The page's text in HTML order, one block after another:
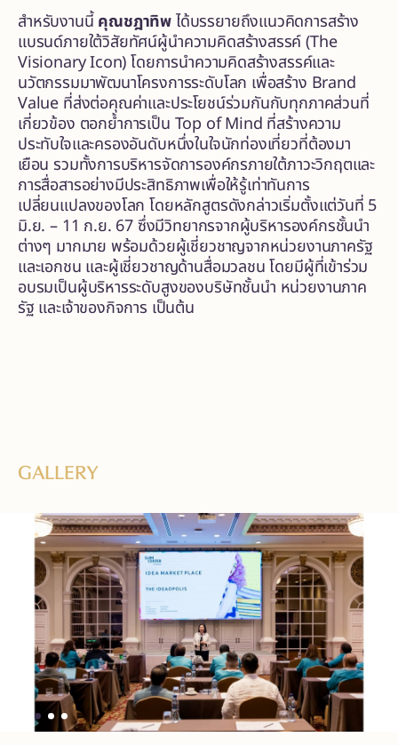
สำหรับงานนี้คุณชฎาทิพได้บรรยายถึงแนวคิดการสร้าง
แบรนด์ภายใต้วิสัยทัศน์ผู้นำความคิดสร้างสรรค์ (The
Visionary Icon) โดยการนำความคิดสร้างสรรค์และ
นวัตกรรมมาพัฒนาโครงการระดับโลก เพื่อสร้าง Brand
Value ที่ส่งต่อคุณค่าและประโยชน์ร่วมกันกับทุกภาคส่วนที่
เกี่ยวข้อง ตอกย้ำการเป็น Top of Mind ที่สร้างความ
ประทับใจและครองอันดับหนึ่งในใจนักท่องเที่ยวที่ต้องมา
เยือน รวมทั้งการบริหารจัดการองค์กรภายใต้ภาวะวิกฤตและ
การสื่อสารอย่างมีประสิทธิภาพเพื่อให้รู้เท่าทันการ
เปลี่ยนแปลงของโลก โดยหลักสูตรดังกล่าวเริ่มตั้งแต่วันที่ 5
มิ.ย. – 11 ก.ย. 67 ซึ่งมีวิทยากรจากผู้บริหารองค์กรชั้นนำ
ต่างๆ มากมาย พร้อมด้วยผู้เชี่ยวชาญจากหน่วยงานภาครัฐ
และเอกชน และผู้เชี่ยวชาญด้านสื่อมวลชน โดยมีผู้ที่เข้าร่วม
อบรมเป็นผู้บริหารระดับสูงของบริษัทชั้นนำ หน่วยงานภาค
รัฐ และเจ้าของกิจการ เป็นต้น
GALLERY